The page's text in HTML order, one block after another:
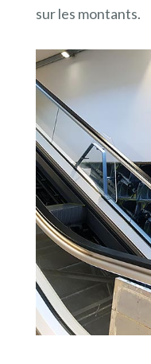
sur les montants.